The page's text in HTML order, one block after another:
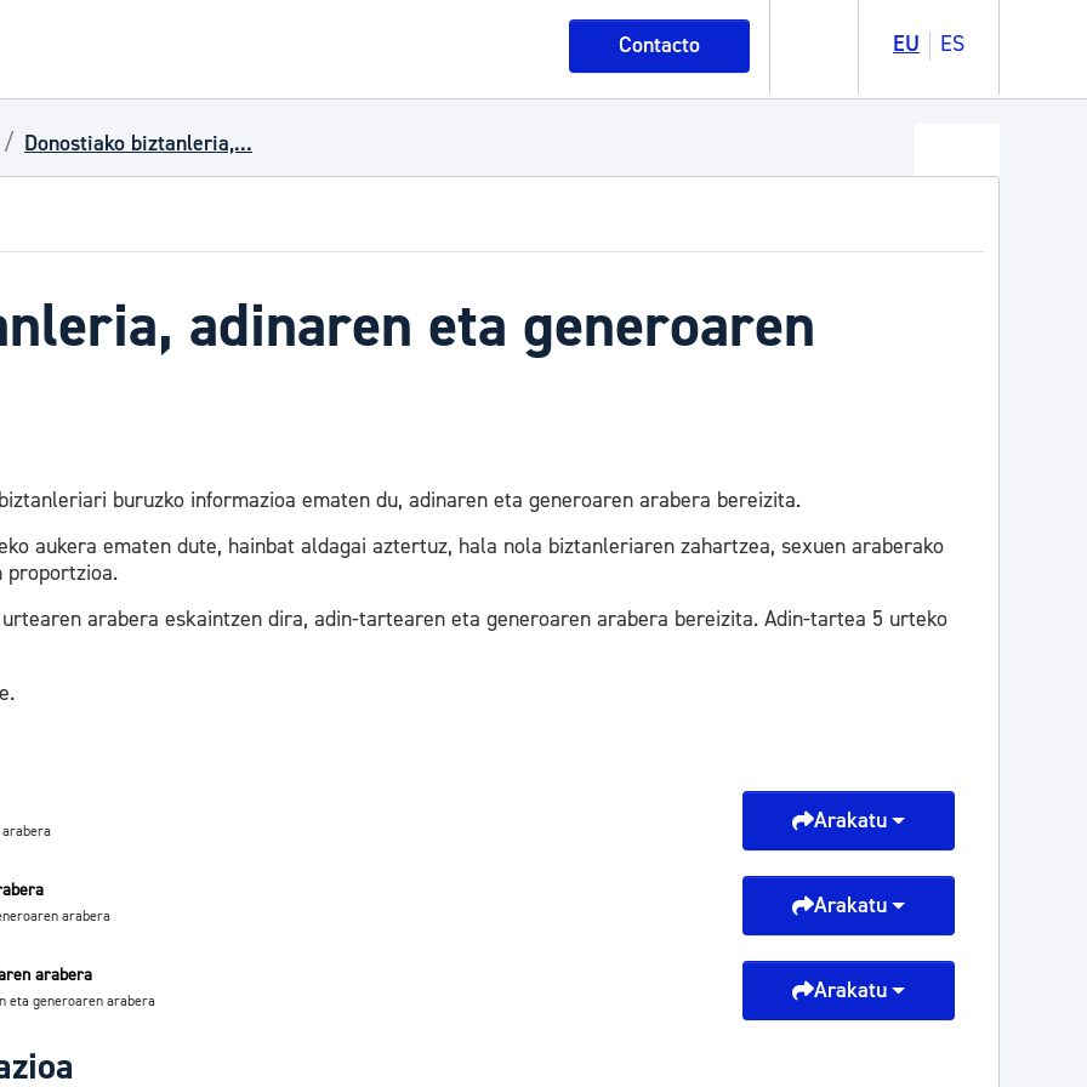
Contacto
EU ES
Donostiako biztanleria,...
adinaren eta generoaren
buruzko informazioa ematen du, adinaren eta generoaren arabera bereizita.
aukera ematen dute, hainbat aldagai aztertuz, hala nola biztanleriaren zahartzea, sexuen araberako
proportzioa.
arabera eskaintzen dira, adin-tartearen eta generoaren arabera bereizita. Adin-tartea 5 urteko
Arakatu
arabera Arakatu
arabera
eta generoaren arabera Arakatu